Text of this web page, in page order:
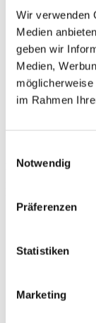
Wir verwenden
Medien
geben wir
Medien,
im Rahmen
Notwendig
Präferenzen
Statistiken
Marketing
HILDEGARD